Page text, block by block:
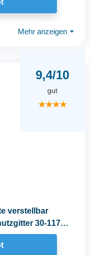
Mehr anzeigen ⏷
9,4/10
gut
★★★★
verstellbar
30-117